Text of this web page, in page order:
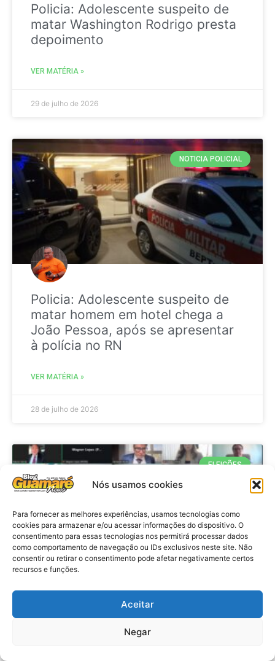
Nós usamos cookies
Para fornecer as melhores experiências, usamos tecnologias como
cookies para armazenar e/ou acessar informações do dispositivo. O
consentimento para essas tecnologias nos permitirá processar dados
como comportamento de navegação ou IDs exclusivos neste site. Não
consentir ou retirar o consentimento pode afetar negativamente certos
recursos e funções.
Aceitar
Negar
Policia: Adolescente suspeito de
matar Washington Rodrigo presta
depoimento
VER MATÉRIA »
29 de julho de 2026
NOTICIA POLICIAL
Policia: Adolescente suspeito de
matar homem em hotel chega a
João Pessoa, após se apresentar
à polícia no RN
VER MATÉRIA »
28 de julho de 2026
ELEIÇÕES
Eleições 2026: procuradores e
promotores eleitorais realizam
reunião de alinhamento no RN